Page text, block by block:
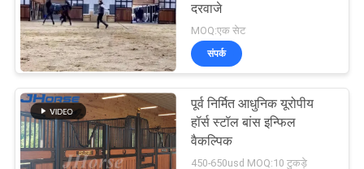
दरवाजे
MOQ:एक सेट
संपर्क
पूर्व निर्मित आधुनिक यूरोपीय
हॉर्स स्टॉल बांस इन्फिल
वैकल्पिक
450-650usd MOQ:10 टुकड़े